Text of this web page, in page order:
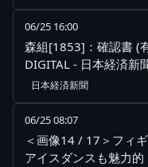
06/25 16:00
森組[1853]：確認書 (
DIGITAL - 日本経済新
日本経済新聞
06/25 08:07
＜画像14 / 17＞フィ
アイスダンスも魅力